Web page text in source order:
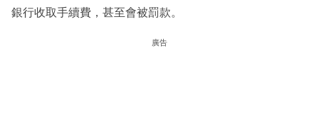
銀行收取手續費，甚至會被罰款。
廣告